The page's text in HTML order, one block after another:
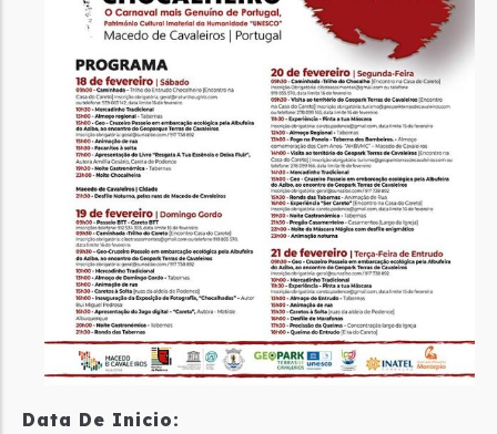
Data De Inicio: